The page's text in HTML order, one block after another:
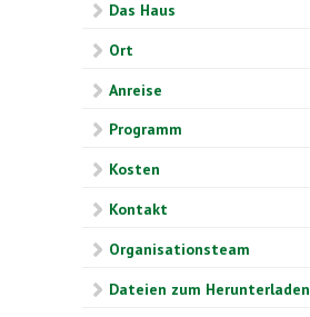
Das Haus
Ort
Anreise
Programm
Kosten
Kontakt
Organisationsteam
Dateien zum Herunterladen